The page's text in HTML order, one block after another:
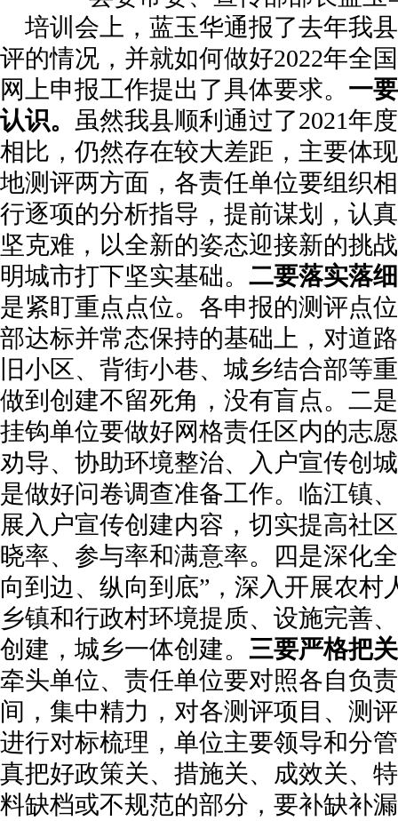
培训会上，蓝玉华通报了去年我
评的情况，并就如何做好2022年全
网上申报工作提出了具体要求。 一
认识。 虽然我县顺利通过了2021年
相比，仍然存在较大差距，主要体
地测评两方面，各责任单位要组织
行逐项的分析指导，提前谋划，认
坚克难，以全新的姿态迎接新的挑
明城市打下坚实基础。 二要落实落
是紧盯重点点位。各申报的测评点
部达标并常态保持的基础上，对道
旧小区、背街小巷、城乡结合部等
做到创建不留死角，没有盲点。二
挂钩单位要做好网格责任区内的志
劝导、协助环境整治、入户宣传创
是做好问卷调查准备工作。临江镇
展入户宣传创建内容，切实提高社
晓率、参与率和满意率。四是深化
向到边、纵向到底”，深入开展农村
乡镇和行政村环境提质、设施完善
创建，城乡一体创建。 三要严格把
牵头单位、责任单位要对照各自负
间，集中精力，对各测评项目、测
进行对标梳理，单位主要领导和分
真把好政策关、措施关、成效关、
料缺档或不规范的部分，要补缺补